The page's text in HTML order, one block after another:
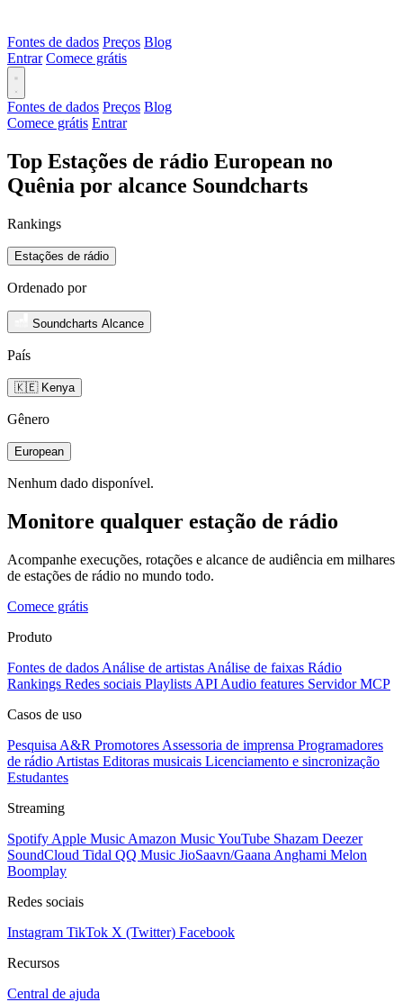
Fontes de dados Preços Blog
Entrar Comece grátis
Fontes de dados Preços Blog
Comece grátis Entrar
Top Estações de rádio European no
Quênia por alcance Soundcharts
Rankings
Estações de rádio
Ordenado por
Soundcharts Alcance
País
🇰🇪 Kenya
Gênero
European
Nenhum dado disponível.
Monitore qualquer estação de rádio
Acompanhe execuções, rotações e alcance de audiência em milhares
de estações de rádio no mundo todo.
Comece grátis
Produto
Fontes de dados Análise de artistas Análise de faixas Rádio
Rankings Redes sociais Playlists API Audio features Servidor MCP
Casos de uso
Pesquisa A&R Promotores Assessoria de imprensa Programadores
de rádio Artistas Editoras musicais Licenciamento e sincronização
Estudantes
Streaming
Spotify Apple Music Amazon MusicYouTube Shazam Deezer
SoundCloud Tidal QQ Music JioSaavn/Gaana Anghami Melon
Boomplay
Redes sociais
Instagram TikTok X (Twitter) Facebook
Recursos
Central de ajuda